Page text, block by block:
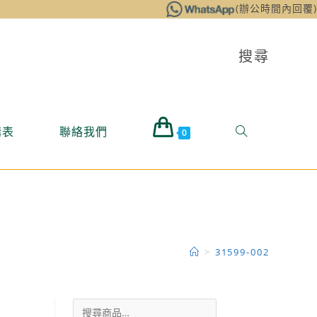
(辦公時間內回覆)
搜尋
聯絡我們 0
> 31599-002